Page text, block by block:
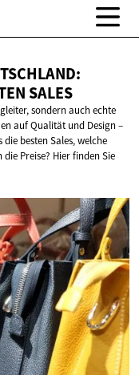
SALES
sondern auch echte
auf Qualität und Design –
besten Sales, welche
Preise? Hier finden Sie